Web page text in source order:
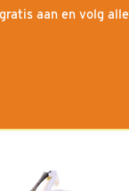
aan en volg